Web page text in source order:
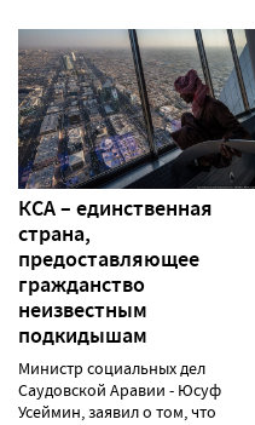
КСА – единственная
страна,
предоставляющее
гражданство
неизвестным
подкидышам
Министр социальных дел
Саудовской Аравии - Юсуф
Усеймин, заявил о том, что